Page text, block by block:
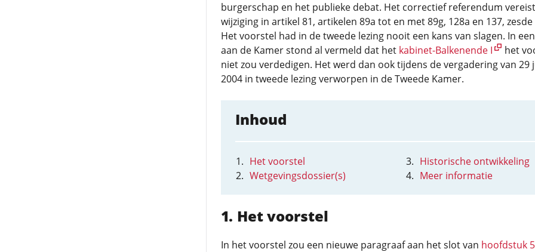
burgerschap en het publieke debat. Het correctief referendum
wijziging in artikel 81, artikelen 89a tot en met 89g, 128a en 137, zesde
Het voorstel had in de tweede lezing nooit een kans van slagen. In
aan de Kamer stond al vermeld dat het kabinet-Balkenende I
het
niet zou verdedigen. Het werd dan ook tijdens de vergadering van 29
2004 in tweede lezing verworpen in de Tweede Kamer.
Inhoud
Het voorstel
Wetgevingsdossier(s)
Historische ontwikkeling
Meer informatie
Het voorstel
In het voorstel zou een nieuwe paragraaf aan het slot van hoofdstuk 5